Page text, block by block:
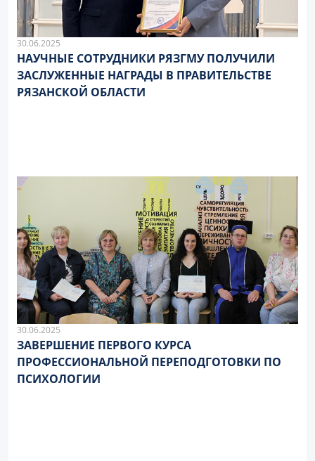
30.06.2025
НАУЧНЫЕ СОТРУДНИКИ РЯЗГМУ ПОЛУЧИЛИ
ЗАСЛУЖЕННЫЕ НАГРАДЫ В ПРАВИТЕЛЬСТВЕ
РЯЗАНСКОЙ ОБЛАСТИ
30.06.2025
ЗАВЕРШЕНИЕ ПЕРВОГО КУРСА
ПРОФЕССИОНАЛЬНОЙ ПЕРЕПОДГОТОВКИ ПО
ПСИХОЛОГИИ